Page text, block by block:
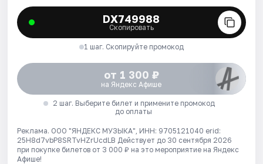
DX749988
Скопировать
1 шаг. Скопируйте промокод
от 1 300 ₽
на Яндекс Афише
2 шаг. Выберите билет и примените промокод
до оплаты
Реклама. ООО "ЯНДЕКС МУЗЫКА", ИНН: 9705121040 erid:
25H8d7vbP8SRTvHZrUcdLB Действует до 30 сентября 2026
при покупке билетов от 3 000 ₽ на это мероприятие на Яндекс
Афише!